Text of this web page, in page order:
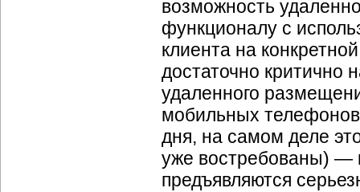
возможность
функционалу с
клиента на
достаточно критично
удаленного
мобильных
дня, на самом деле
уже востребованы) —
предъявляются